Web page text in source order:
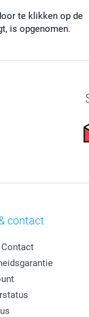
te klikken op de
is opgenomen.
contact